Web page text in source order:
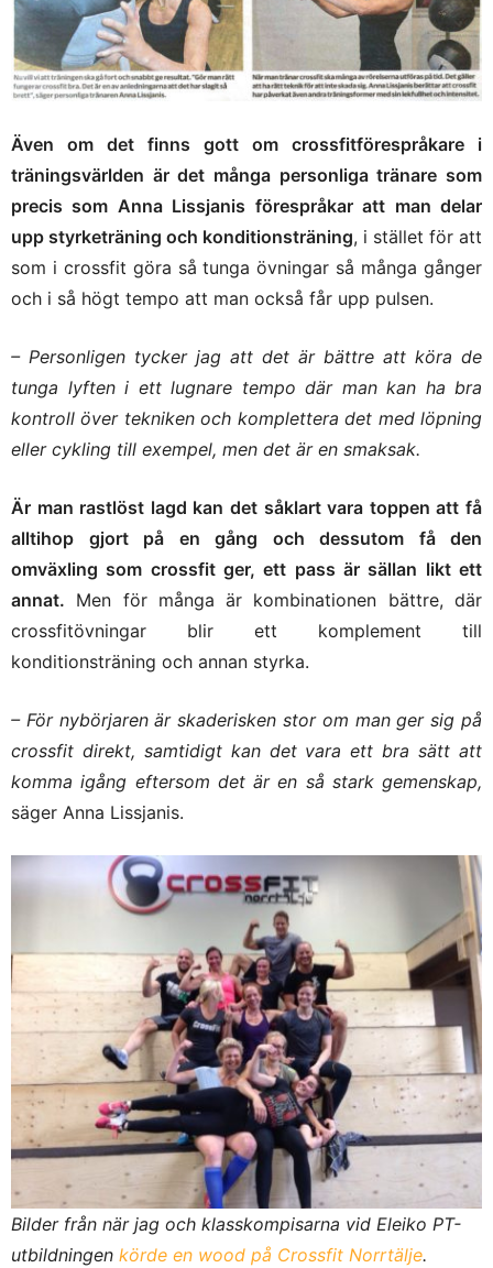
Även om det finns gott om crossfitförespråkare i
träningsvärlden är det många personliga tränare som
precis som Anna Lissjanis förespråkar att man delar
upp styrketräning och konditionsträning, i stället för att
som i crossfit göra så tunga övningar så många gånger
och i så högt tempo att man också får upp pulsen.
– Personligen tycker jag att det är bättre att köra de
tunga lyften i ett lugnare tempo där man kan ha bra
kontroll över tekniken och komplettera det med löpning
eller cykling till exempel, men det är en smaksak.
Är man rastlöst lagd kan det såklart vara toppen att få
alltihop gjort på en gång och dessutom få den
omväxling som crossfit ger, ett pass är sällan likt ett
annat. Men för många är kombinationen bättre, där
crossfitövningar blir ett komplement till
konditionsträning och annan styrka.
– För nybörjaren är skaderisken stor om man ger sig på
crossfit direkt, samtidigt kan det vara ett bra sätt att
komma igång eftersom det är en så stark gemenskap,
säger Anna Lissjanis.
Bilder från när jag och klasskompisarna vid Eleiko PT-
utbildningen körde en wood på Crossfit Norrtälje.